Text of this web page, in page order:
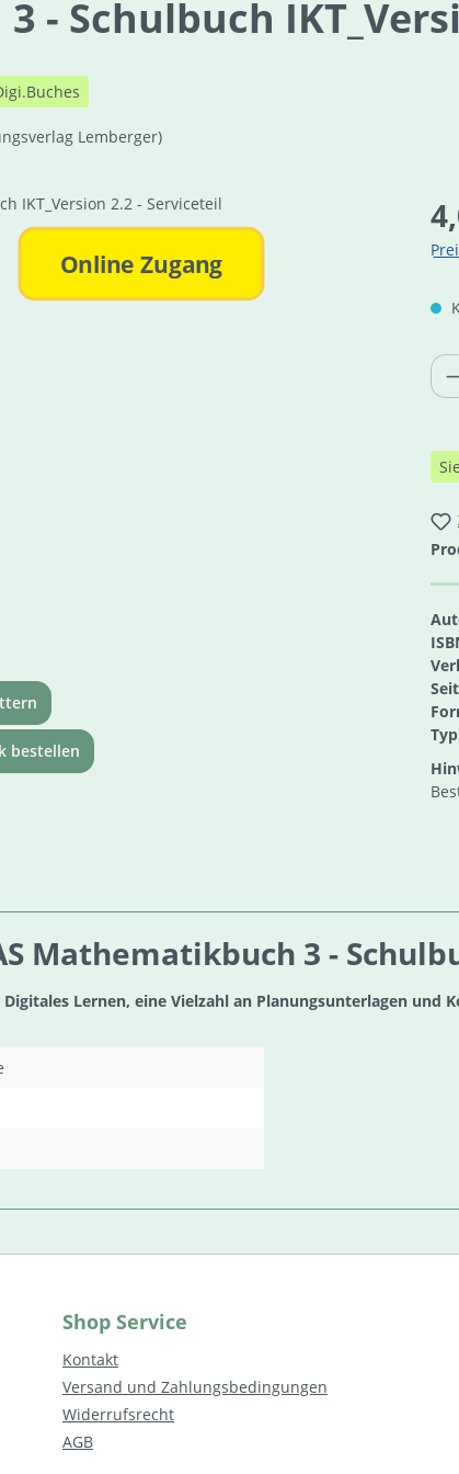
- Schulbuch
Lemberger)
Online Zugang
bestellen
Mathematikbuch 3 -
Lernen, eine Vielzahl an Planungsunterlagen und
Shop Service
Kontakt
Versand und Zahlungsbedingungen
Widerrufsrecht
AGB